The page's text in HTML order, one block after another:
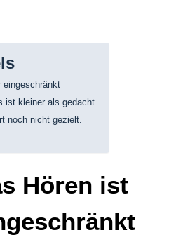
eingeschränkt
ist kleiner als gedacht
noch nicht gezielt.
Hören ist